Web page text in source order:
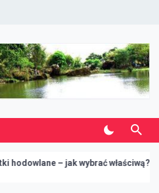
– jak wybrać właściwą?